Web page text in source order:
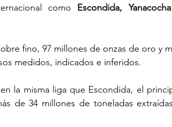
como Escondida,
fino, 97 millones de onzas de oro y
medidos, indicados e inferidos.
la misma liga que Escondida, el
de 34 millones de toneladas